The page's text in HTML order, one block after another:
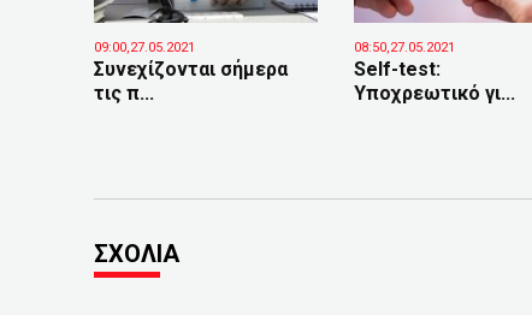
09:00,27.05.2021
Συνεχίζονται σήμερα
τις π...
08:50,27.05.2021
Self-test:
Υποχρεωτικό γι...
ΣΧΟΛΙΑ